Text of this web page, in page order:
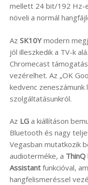
mellett 24 bit/192 Hz-
növeli a normál
Az SK10Ymodern
jól illeszkedik a TV-k
Chromecast
vezérelhet. Az „OK
kedvenc
szolgáltatásunkról.
Az LG a kiállításon
Bluetooth és nagy
Vegasban mutatkozik
audioterméke, a ThinQ
Assistant funkcióval,
hangfelismeréssel